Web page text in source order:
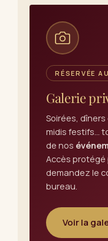
RÉSERVÉE
Galerie
Soirées,
midis festifs…
de nos
Accès
demandez le
bureau.
Voir la